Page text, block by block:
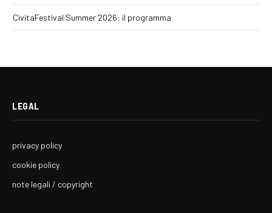
CivitaFestival Summer 2026: il programma
LEGAL
privacy policy
cookie policy
note legali / copyright